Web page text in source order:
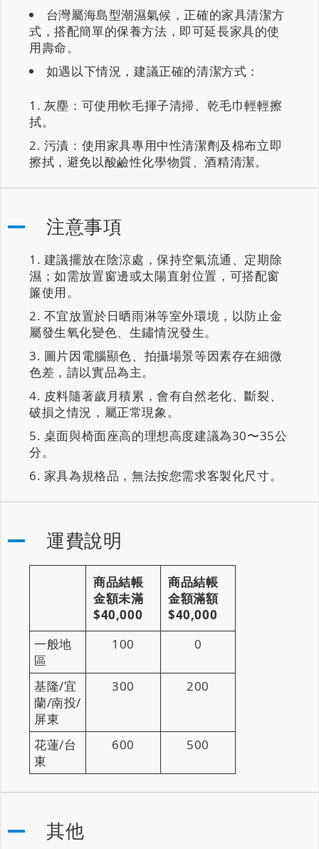
台灣屬海島型潮濕氣候，正確的家具清潔方
式，搭配簡單的保養方法，即可延長家具的使
用壽命。
如遇以下情況，建議正確的清潔方式：
灰塵：可使用軟毛揮子清掃、乾毛巾輕輕擦
拭。
污漬：使用家具專用中性清潔劑及棉布立即
擦拭，避免以酸鹼性化學物質、酒精清潔。
注意事項
建議擺放在陰涼處，保持空氣流通、定期除
濕；如需放置窗邊或太陽直射位置，可搭配窗
簾使用。
不宜放置於日晒雨淋等室外環境，以防止金
屬發生氧化變色、生鏽情況發生。
圖片因電腦顯色、拍攝場景等因素存在細微
色差，請以實品為主。
皮料隨著歲月積累，會有自然老化、斷裂、
破損之情況，屬正常現象。
桌面與椅面座高的理想高度建議為30〜35公
分。
家具為規格品，無法按您需求客製化尺寸。
運費說明
商品結帳
金額未滿
$40,000
商品結帳
金額滿額
$40,000
一般地
區
100 0
基隆/宜
蘭/南投/
屏東
300 200
花蓮/台
東
600 500
其他